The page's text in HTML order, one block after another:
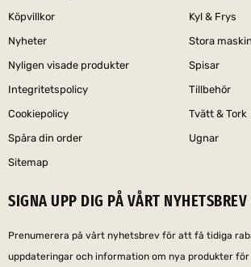
Köpvillkor
Nyheter
Nyligen visade produkter
Integritetspolicy
Cookiepolicy
Spåra din order
Sitemap
Kyl & Frys
Stora
Spisar
Tillbehör
Tvätt & Tork
Ugnar
SIGNA UPP DIG PÅ VÅRT NYHETSBREV
Prenumerera på vårt nyhetsbrev för att få tidiga
uppdateringar och information om nya produkter för